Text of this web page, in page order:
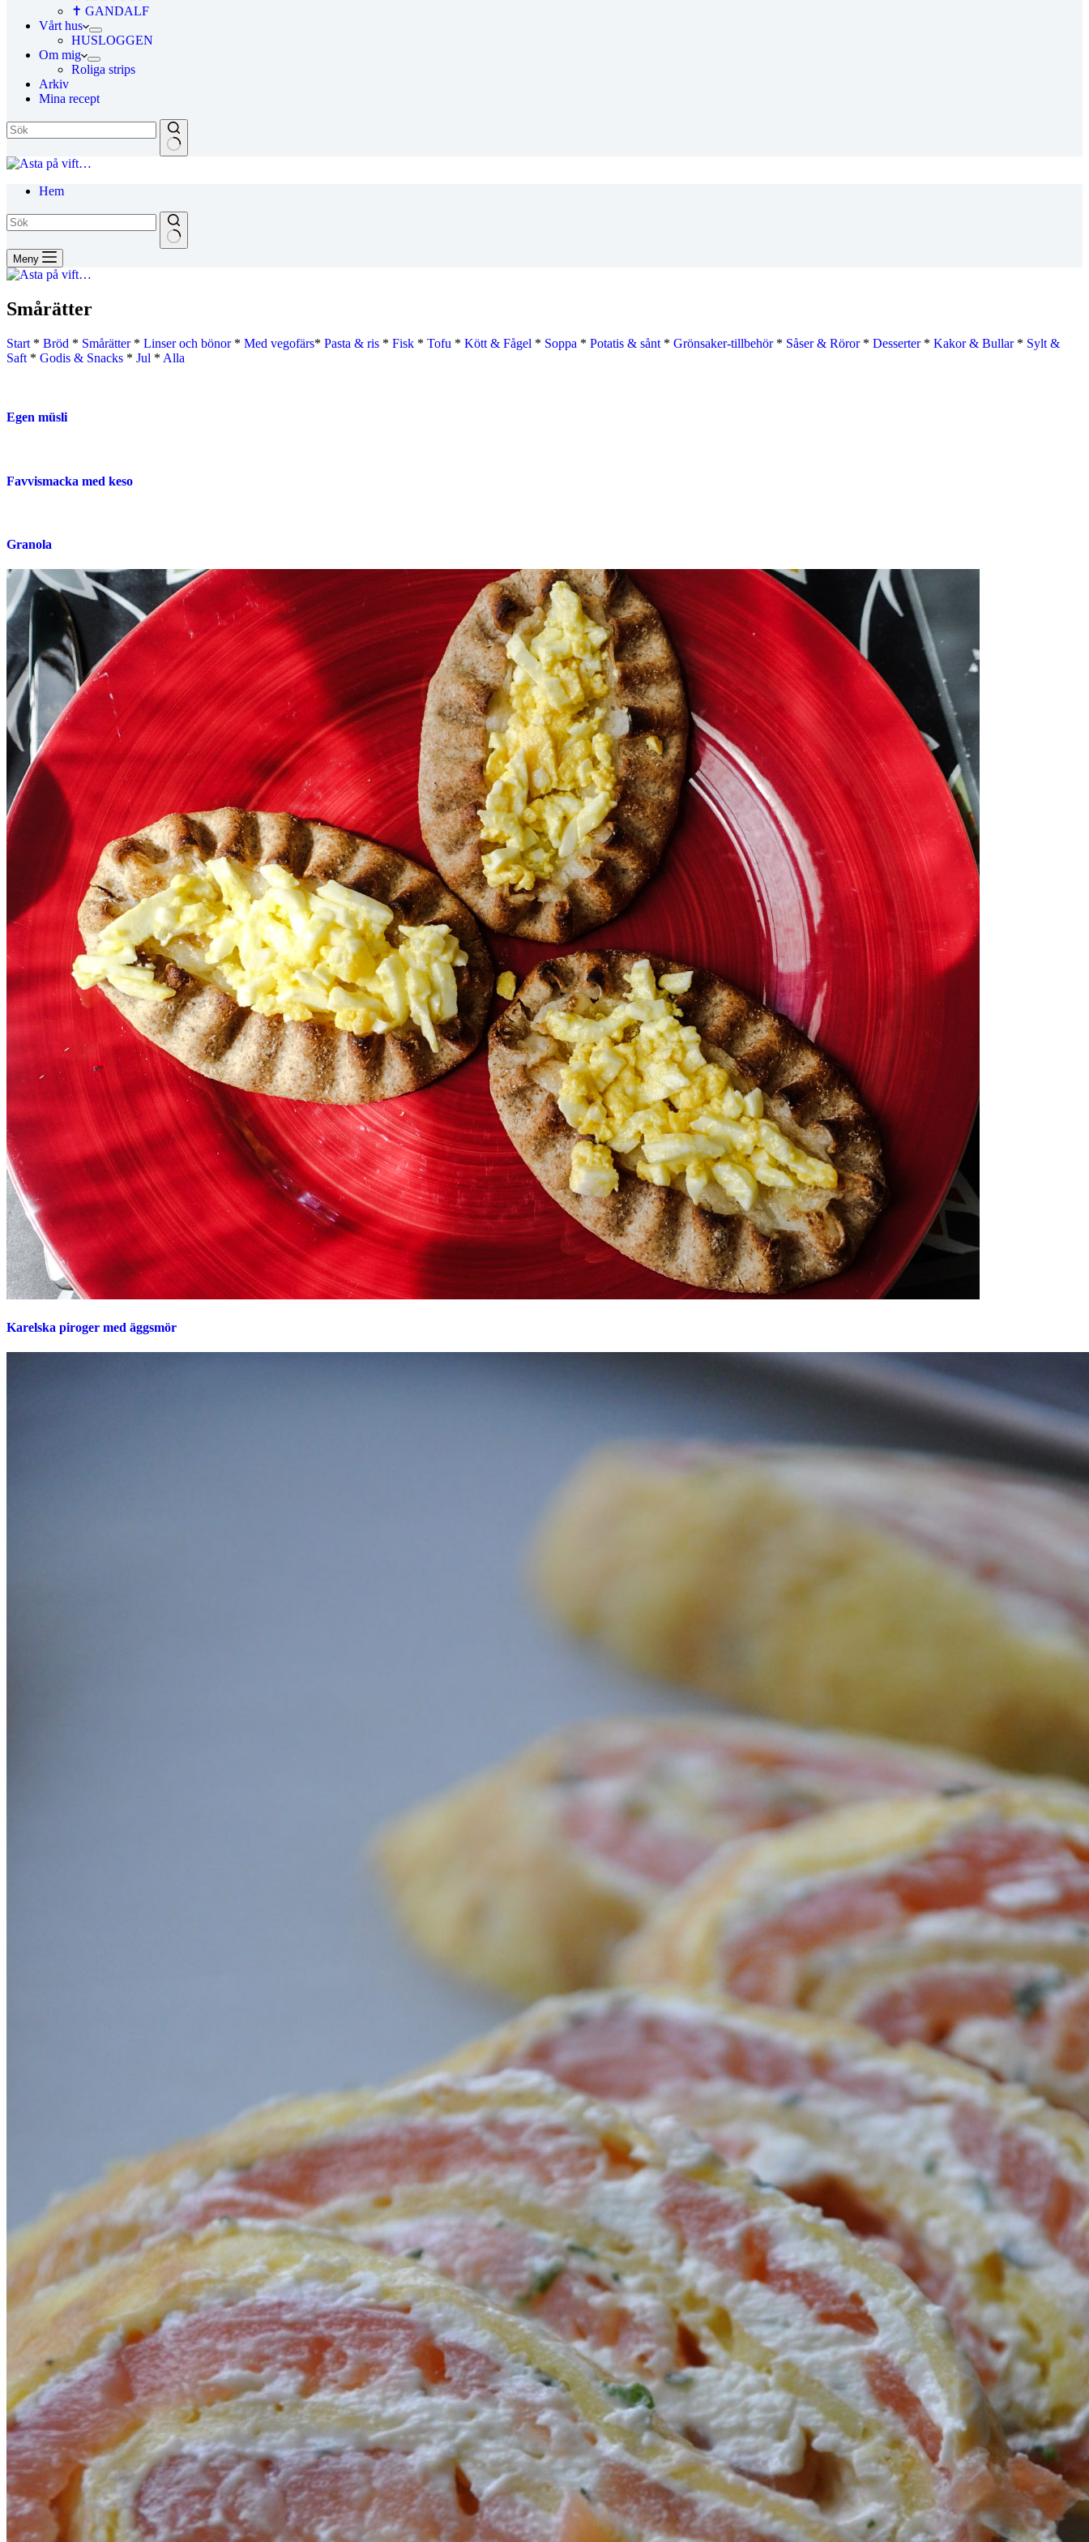
✝ GANDALF
Vårt hus
HUSLOGGEN
Om mig
Roliga strips
Arkiv
Mina recept
Hem
Meny
Smårätter
Start * Bröd * Smårätter* Linser och bönor* Med vegofärs* Pasta & ris * Fisk * Tofu * Kött & Fågel * Soppa * Potatis & sånt * Grönsaker-tillbehör* Såser & Röror* Desserter* Kakor & Bullar* Sylt &
Saft * Godis & Snacks * Jul * Alla
Egen müsli
Favvismacka med keso
Granola
Karelska piroger med äggsmör